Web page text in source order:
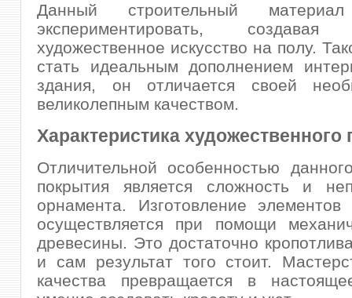
Данный строительный материал
экспериментировать, создавая
художественное искусство на полу.
стать идеальным дополнением
здания, он отличается своей
великолепным качеством.
Характеристика художественного
Отличительной особенностью
покрытия является сложность и
орнамента. Изготовление элементов
осуществляется при помощи
древесины. Это достаточно
и сам результат того стоит.
качества превращается в